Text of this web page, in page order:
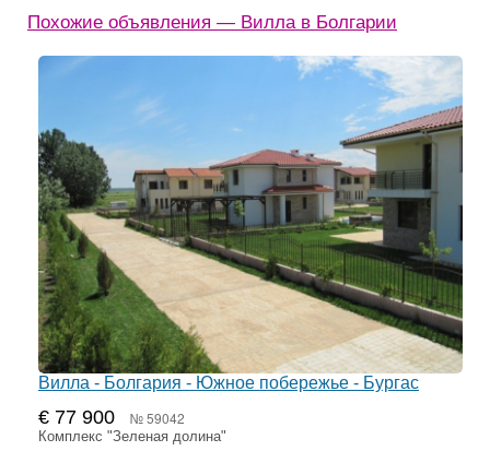
Похожие объявления — Вилла в Болгарии
Вилла - Болгария - Южное побережье - Бургас
€ 77 900 № 59042
Комплекс "Зеленая долина"